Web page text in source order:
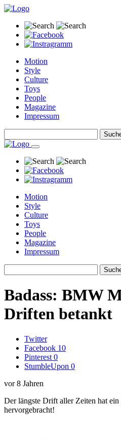
Motion
Style
Culture
Toys
People
Magazine
Impressum
Motion
Style
Culture
Toys
People
Magazine
Impressum
Badass: BMW
Driften betankt
Twitter
Facebook 10
Pinterest 0
StumbleUpon 0
vor 8 Jahren
Der längste Drift aller Zeiten hat ein
hervorgebracht!